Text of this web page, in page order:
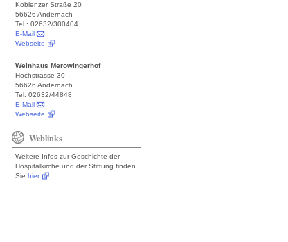
Koblenzer Straße 20
56626 Andernach
Tel.: 02632/300404
E-Mail
Webseite
Weinhaus Merowingerhof
Hochstrasse 30
56626 Andernach
Tel: 02632/44848
E-Mail
Webseite
Weblinks
Weitere Infos zur Geschichte der
Hospitalkirche und der Stiftung finden
Siehier